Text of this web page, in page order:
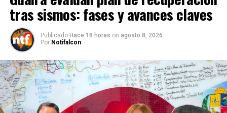
tras sismos: fases y avances claves
Publicado Hace 18 horas on agosto 8, 2026
Por Notifalcon